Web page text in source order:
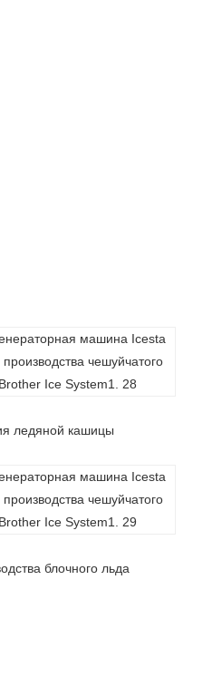
ледяной кашицы
блочного льда